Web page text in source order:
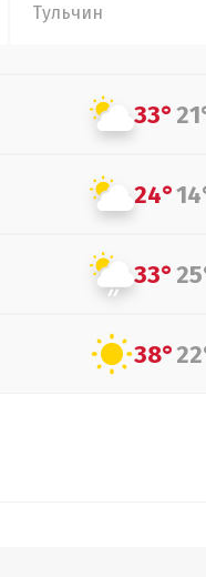
Тульчин
33°
24°
33°
38°